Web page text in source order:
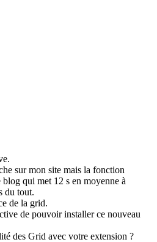
sur mon site mais la fonction
qui met 12 s en moyenne à
du tout.
de la grid.
de pouvoir installer ce nouveau
des Grid avec votre extension ?